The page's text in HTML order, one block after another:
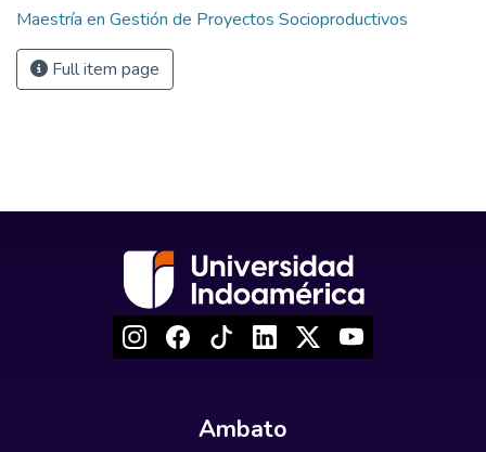
Maestría en Gestión de Proyectos Socioproductivos
Full item page
Ambato